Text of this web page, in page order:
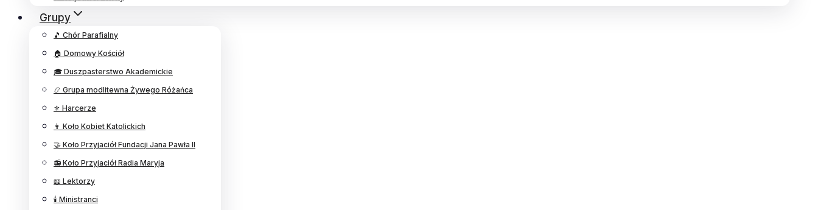
Grupy
🎵 Chór Parafialny
🏠 Domowy Kościół
🎓 Duszpasterstwo Akademickie
📿 Grupa modlitewna Żywego Różańca
⚜️ Harcerze
👩 Koło Kobiet Katolickich
🤝 Koło Przyjaciół Fundacji Jana Pawła II
📻 Koło Przyjaciół Radia Maryja
📖 Lektorzy
🕯️ Ministranci